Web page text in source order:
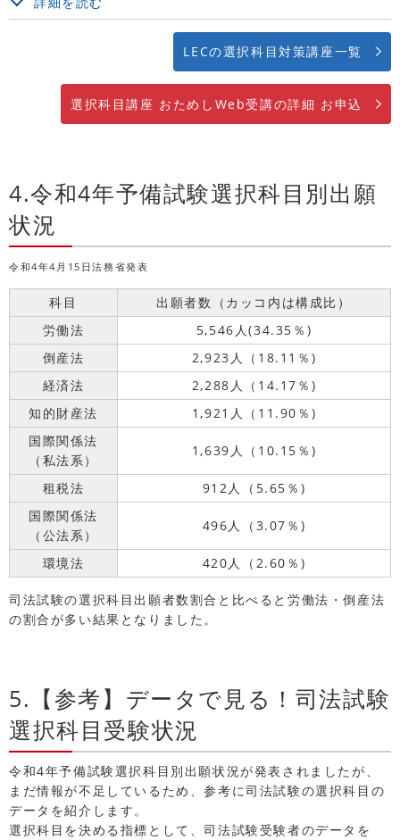
LECの選択科目対策講座一覧
選択科目講座 おためしWeb受講の詳細 お申込
4.令和4年予備試験選択科目別出願
状況
令和4年4月15日法務省発表
科目
出願者数（カッコ内は構成比）
労働法
5,546人(34.35％)
倒産法
2,923人（18.11％)
経済法
2,288人（14.17％)
知的財産法
1,921人（11.90％)
国際関係法
（私法系）
1,639人（10.15％)
租税法
912人（5.65％)
国際関係法
（公法系）
496人（3.07％)
環境法 420人（2.60％)
司法試験の選択科目出願者数割合と比べると労働法・倒産法
の割合が多い結果となりました。
5.【参考】データで見る！司法試験
選択科目受験状況
令和4年予備試験選択科目別出願状況が発表されましたが、
まだ情報が不足しているため、参考に司法試験の選択科目の
データを紹介します。
選択科目を決める指標として、司法試験受験者のデータを